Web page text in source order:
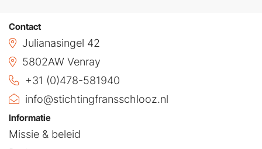
Contact
Julianasingel 42
5802AW Venray
+31 (0)478-581940
info@stichtingfransschlooz.nl
Informatie
Missie & beleid